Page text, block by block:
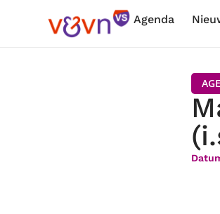
Agenda